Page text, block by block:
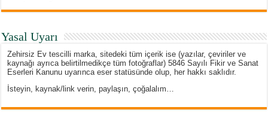
Yasal Uyarı
Zehirsiz Ev tescilli marka, sitedeki tüm içerik ise (yazılar, çeviriler ve
kaynağı ayrıca belirtilmedikçe tüm fotoğraflar) 5846 Sayılı Fikir ve Sanat
Eserleri Kanunu uyarınca eser statüsünde olup, her hakkı saklıdır.
İsteyin, kaynak/link verin, paylaşın, çoğalalım…